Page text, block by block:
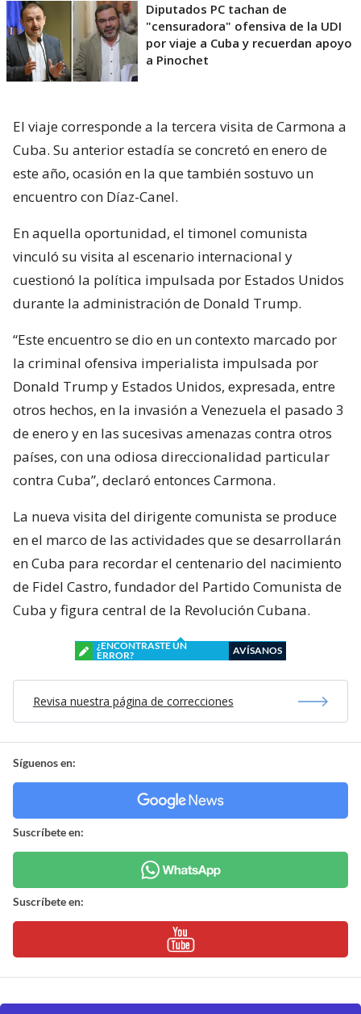
Diputados PC tachan de
"censuradora" ofensiva de la UDI
por viaje a Cuba y recuerdan apoyo
a Pinochet
El viaje corresponde a la tercera visita de Carmona a
Cuba. Su anterior estadía se concretó en enero de
este año, ocasión en la que también sostuvo un
encuentro con Díaz-Canel.
En aquella oportunidad, el timonel comunista
vinculó su visita al escenario internacional y
cuestionó la política impulsada por Estados Unidos
durante la administración de Donald Trump.
“Este encuentro se dio en un contexto marcado por
la criminal ofensiva imperialista impulsada por
Donald Trump y Estados Unidos, expresada, entre
otros hechos, en la invasión a Venezuela el pasado 3
de enero y en las sucesivas amenazas contra otros
países, con una odiosa direccionalidad particular
contra Cuba”, declaró entonces Carmona.
La nueva visita del dirigente comunista se produce
en el marco de las actividades que se desarrollarán
en Cuba para recordar el centenario del nacimiento
de Fidel Castro, fundador del Partido Comunista de
Cuba y figura central de la Revolución Cubana.
¿ENCONTRASTE UN
ERROR?
AVÍSANOS
Revisa nuestra página de correcciones
Síguenos en:
Suscríbete en:
Suscríbete en: